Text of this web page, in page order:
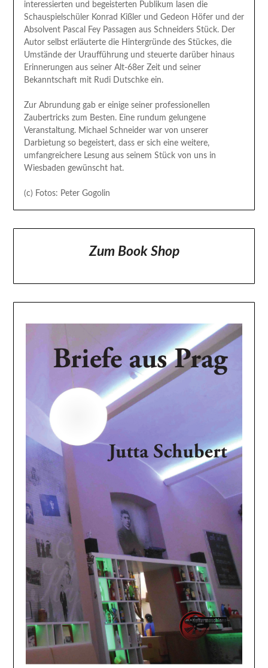
interessierten und begeisterten Publikum lasen die
Schauspielschüler Konrad Kißler und Gedeon Höfer und der
Absolvent Pascal Fey Passagen aus Schneiders Stück. Der
Autor selbst erläuterte die Hintergründe des Stückes, die
Umstände der Uraufführung und steuerte darüber hinaus
Erinnerungen aus seiner Alt-68er Zeit und seiner
Bekanntschaft mit Rudi Dutschke ein.
Zur Abrundung gab er einige seiner professionellen
Zaubertricks zum Besten. Eine rundum gelungene
Veranstaltung. Michael Schneider war von unserer
Darbietung so begeistert, dass er sich eine weitere,
umfangreichere Lesung aus seinem Stück von uns in
Wiesbaden gewünscht hat.
(c) Fotos: Peter Gogolin
Zum Book Shop